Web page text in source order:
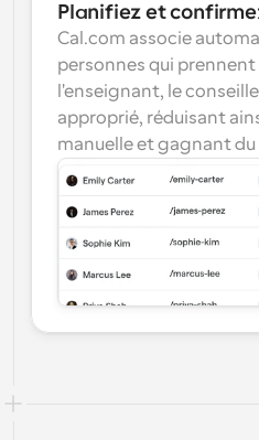
Planifiez et
Cal.com associe
personnes qui
l'enseignant, le
approprié, réduisant
manuelle et gagnant